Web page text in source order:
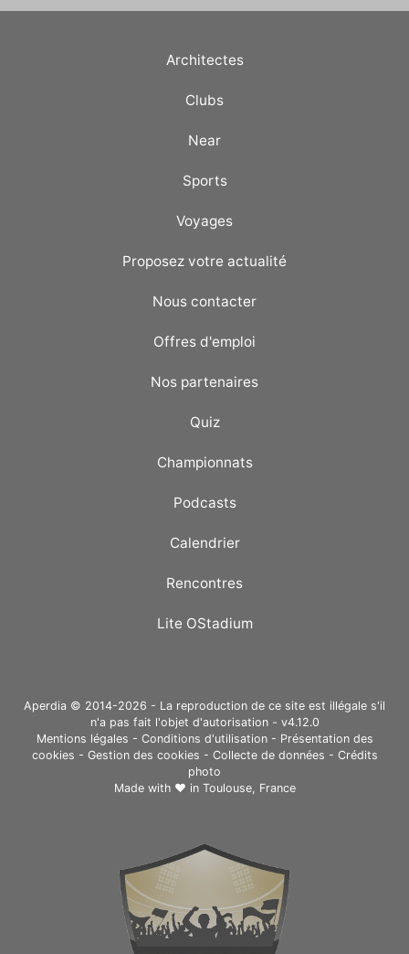
Architectes
Clubs
Near
Sports
Voyages
Proposez votre actualité
Nous contacter
Offres d'emploi
Nos partenaires
Quiz
Championnats
Podcasts
Calendrier
Rencontres
Lite OStadium
Aperdia © 2014-2026 - La reproduction de ce site est illégale s'il
n'a pas fait l'objet d'autorisation - v4.12.0
Mentions légales - Conditions d'utilisation- Présentation des
cookies - Gestion des cookies - Collecte de données - Crédits
photo
Made with ❤ in Toulouse, France